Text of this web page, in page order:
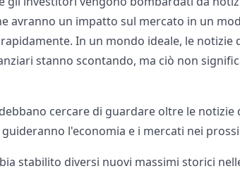
avranno un impatto sul mercato in un
In un mondo ideale, le
stanno scontando, ma ciò non
cercare di guardare oltre le
l'economia e i mercati nei
stabilito diversi nuovi massimi storici